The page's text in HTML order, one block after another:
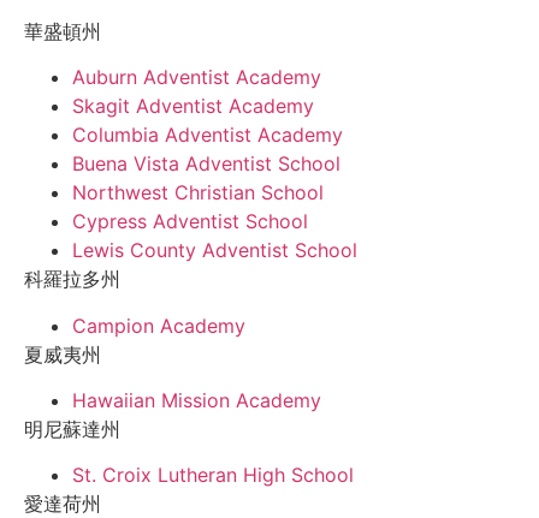
華盛頓州
Auburn Adventist Academy
Skagit Adventist Academy
Columbia Adventist Academy
Buena Vista Adventist School
Northwest Christian School
Cypress Adventist School
Lewis County Adventist School
科羅拉多州
Campion Academy
夏威夷州
Hawaiian Mission Academy
明尼蘇達州
St. Croix Lutheran High School
愛達荷州